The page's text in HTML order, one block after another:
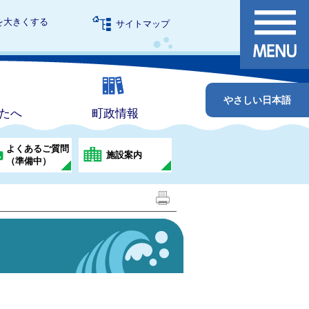
大きくする サイトマップ
へ 町政情報
やさしい日本語
よくあるご質問
（準備中）
施設案内